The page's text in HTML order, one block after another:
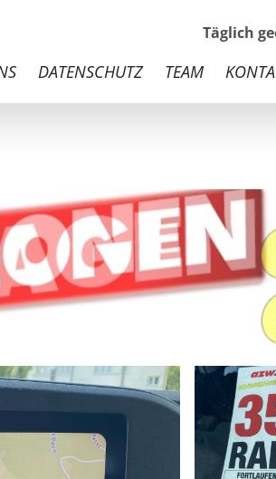
Täglich
DATENSCHUTZ TEAM